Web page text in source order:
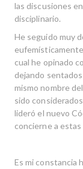
las discusiones
disciplinario.
He seguido muy
cual he opinado
dejando
mismo nombre
sido
lideró el nuevo
concierne a
Es mi constancia